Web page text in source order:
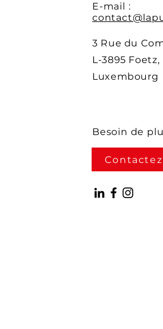
E-mail :
3 Rue du
L-3895 Foetz,
Luxembourg
Besoin de